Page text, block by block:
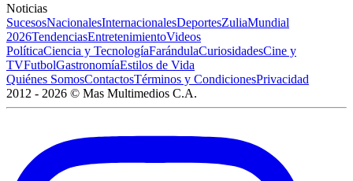
Noticias
SucesosNacionalesInternacionalesDeportesZuliaMundial
2026TendenciasEntretenimientoVideos
PolíticaCiencia y TecnologíaFarándulaCuriosidadesCine y
TVFutbolGastronomíaEstilos de Vida
Quiénes SomosContactosTérminos y CondicionesPrivacidad
2012 - 2026 © Mas Multimedios C.A.